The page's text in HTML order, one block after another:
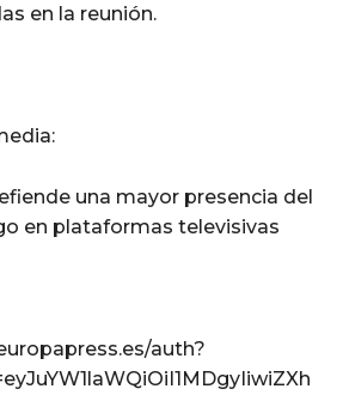
en la reunión.
una mayor presencia del
en plataformas televisivas
auth?